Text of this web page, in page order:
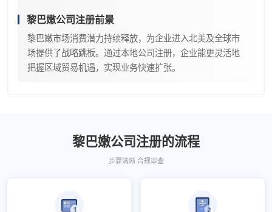
黎巴嫩公司注册前景
黎巴嫩市场消费潜力持续释放，为企业进入北美及全球市
场提供了战略跳板。通过本地公司注册，企业能更灵活地
把握区域贸易机遇，实现业务快速扩张。
黎巴嫩公司注册的流程
步骤清晰 合规审查